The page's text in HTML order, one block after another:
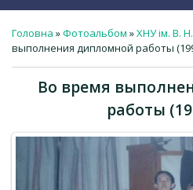
Головна »Фотоальбом »ХНУ ім. В.
выполнения дипломной работы
Во время
работы